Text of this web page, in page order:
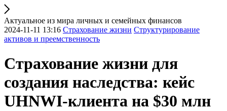
Актуальное из мира личных и семейных финансов
2024-11-11 13:16 Страхование жизни Структурирование
активов и преемственность
Страхование жизни для
создания наследства: кейс
UHNWI-клиента на $30 млн